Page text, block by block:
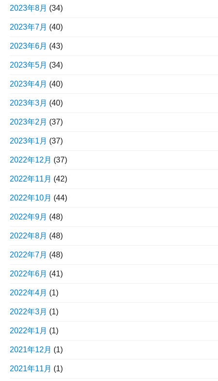
2023年8月 (34)
2023年7月 (40)
2023年6月 (43)
2023年5月 (34)
2023年4月 (40)
2023年3月 (40)
2023年2月 (37)
2023年1月 (37)
2022年12月 (37)
2022年11月 (42)
2022年10月 (44)
2022年9月 (48)
2022年8月 (48)
2022年7月 (48)
2022年6月 (41)
2022年4月 (1)
2022年3月 (1)
2022年1月 (1)
2021年12月 (1)
2021年11月 (1)